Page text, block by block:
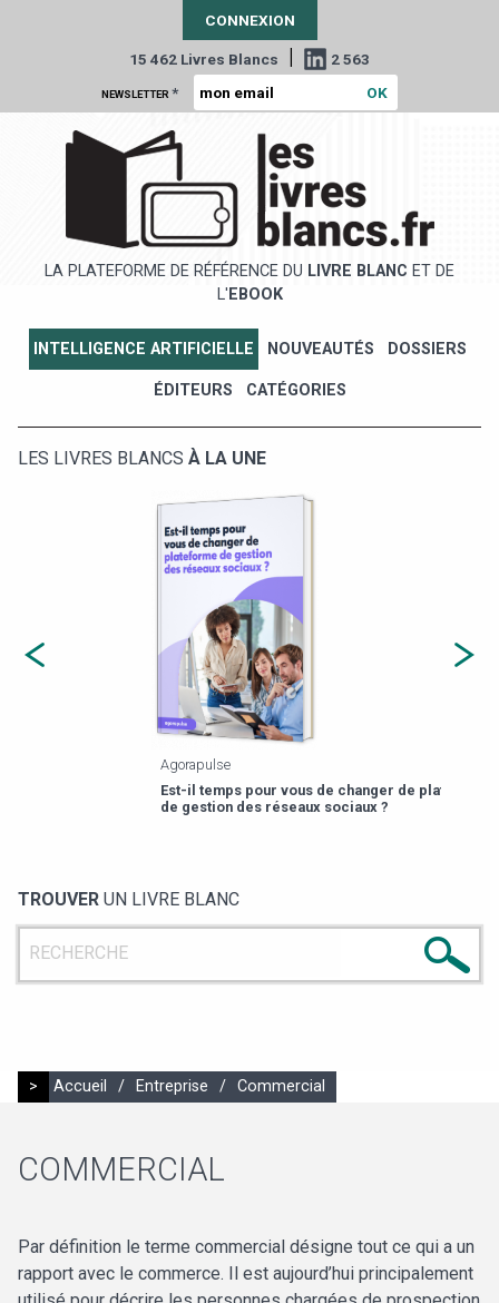
CONNEXION
15 462 Livres Blancs | 2 563
NEWSLETTER *
LA PLATEFORME DE RÉFÉRENCE DU LIVRE BLANC ET DE
L' EBOOK
INTELLIGENCE ARTIFICIELLE NOUVEAUTÉS DOSSIERS
ÉDITEURS CATÉGORIES
LES LIVRES BLANCS À LA UNE
Est-il temps pour vous de changer de plateforme
de gestion des réseaux sociaux ?
TROUVER UN LIVRE BLANC
> Accueil / Entreprise / Commercial
COMMERCIAL
Par définition le terme commercial désigne tout ce qui a un
rapport avec le commerce. Il est aujourd’hui principalement